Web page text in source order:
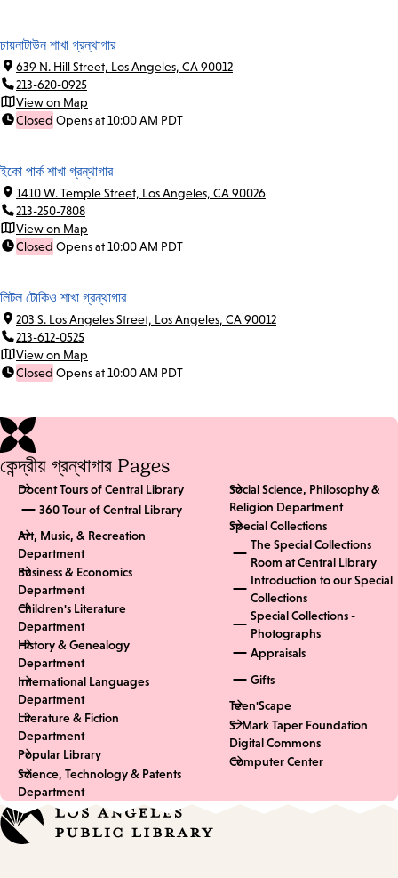
চায়নাটাউন শাখা গ্রন্থাগার
639 N. Hill Street, Los Angeles, CA 90012
213-620-0925
View on Map
Closed Opens at 10:00 AM PDT
ইকো পার্ক শাখা গ্রন্থাগার
1410 W. Temple Street, Los Angeles, CA 90026
213-250-7808
View on Map
Closed Opens at 10:00 AM PDT
লিটল টোকিও শাখা গ্রন্থাগার
203 S. Los Angeles Street, Los Angeles, CA 90012
213-612-0525
View on Map
Closed Opens at 10:00 AM PDT
কেন্দ্রীয় গ্রন্থাগার Pages
Docent Tours of Central Library
360 Tour of Central Library
Art, Music, & Recreation
Department
Business & Economics
Department
Children's Literature
Department
History & Genealogy
Department
International Languages
Department
Literature & Fiction
Department
Popular Library
Science, Technology & Patents
Department
Social Science, Philosophy &
Religion Department
Special Collections
The Special Collections
Room at Central Library
Introduction to our Special
Collections
Special Collections -
Photographs
Appraisals
Gifts
Teen'Scape
S. Mark Taper Foundation
Digital Commons
Computer Center